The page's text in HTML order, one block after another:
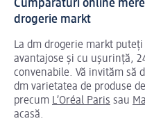
Cumpărături online
drogerie markt
La dm drogerie markt
avantajose și cu ușurință,
convenabile. Vă invităm să
dm varietatea de produse
precum L’Oréal Paris sau
acasă.